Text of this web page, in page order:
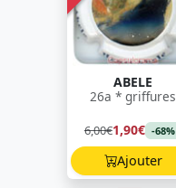
ABELE
26a * griffures
6,00€1,90€ -68%
Ajouter